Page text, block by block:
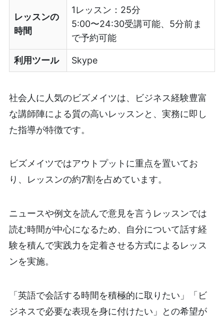
レッスンの
時間
1レッスン：25分
5:00〜24:30受講可能、5分前ま
で予約可能
利用ツール Skype
社会人に人気のビズメイツは、ビジネス経験豊富
な講師陣による質の高いレッスンと、実務に即し
た指導が特徴です。
ビズメイツではアウトプットに重点を置いてお
り、レッスンの約7割を占めています。
ニュースや例文を読んで意見を言うレッスンでは
読む時間が中心になるため、自分について話す経
験を積んで実践力を定着させる方式によるレッス
ンを実施。
「英語で会話する時間を積極的に取りたい」「ビ
ジネスで必要な表現を身に付けたい」との希望が